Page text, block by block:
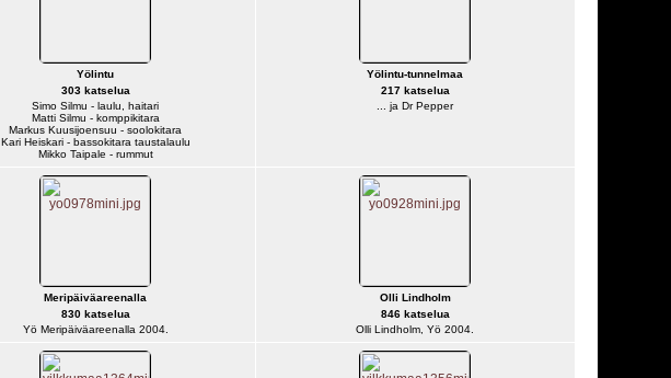
Yölintu
303 katselua
Simo Silmu - laulu, haitari
Matti Silmu - komppikitara
Markus Kuusijoensuu - soolokitara
Kari Heiskari - bassokitara taustalaulu
Mikko Taipale - rummut
Yölintu-tunnelmaa
217 katselua
... ja Dr Pepper
Meripäiväareenalla
830 katselua
Yö Meripäiväareenalla 2004.
Olli Lindholm
846 katselua
Olli Lindholm, Yö 2004.